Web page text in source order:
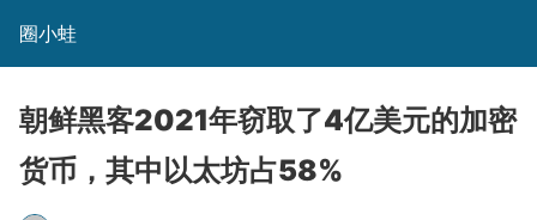
圈小蛙
朝鲜黑客2021年窃取了4亿美元的加密
货币，其中以太坊占58%